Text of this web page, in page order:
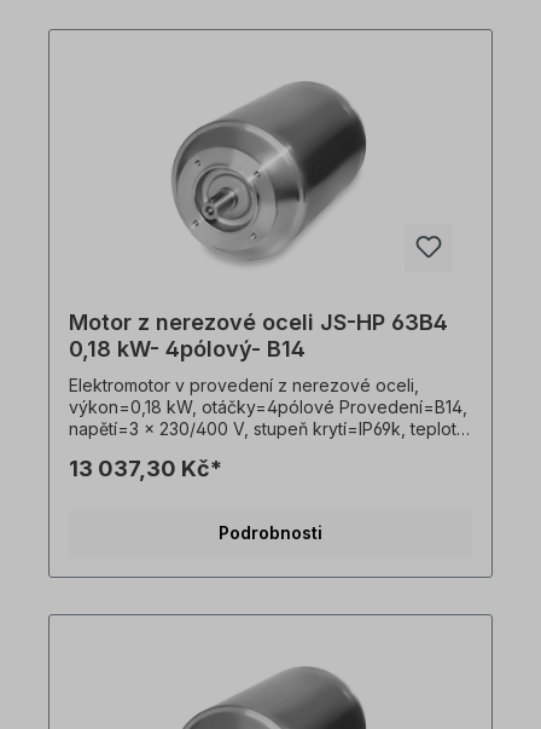
Motor z nerezové oceli JS-HP 63B4
0,18 kW- 4pólový- B14
Elektromotor v provedení z nerezové oceli,
výkon=0,18 kW, otáčky=4pólové Provedení=B14,
napětí=3 x 230/400 V, stupeň krytí=IP69k, teplotní
hygienický kabelový vývod, vhodný pro
provádět pouze kvalifikovaní pracovníci
výrobků jsou nezávazné příklady!
13 037,30 Kč*
Podrobnosti